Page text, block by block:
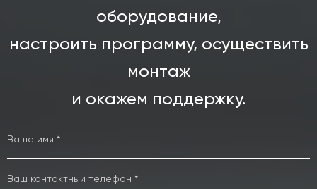
оборудование,
настроить программу, осуществить
монтаж
и окажем поддержку.